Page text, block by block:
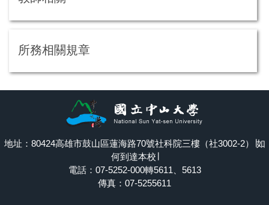
所務相關規章
地址：80424高雄市鼓山區蓮海路70號社科院三樓（社3002-2）∣ 如
何到達本校
電話：07-5252-000轉5611、5613
傳真：07-5255611